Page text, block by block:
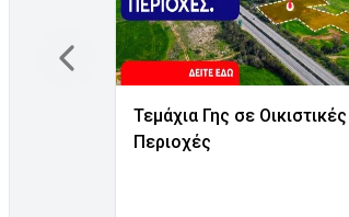
Τεμάχια Γης σε Οικιστικές
Περιοχές